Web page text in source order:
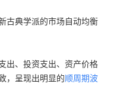
古典学派的市场自动均衡
出、投资支出、资产价格
，呈现出明显的顺周期波